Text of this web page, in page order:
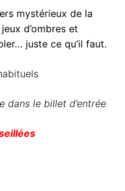
mystérieux de la
d’ombres et
juste ce qu’il faut.
dans le billet d’entrée